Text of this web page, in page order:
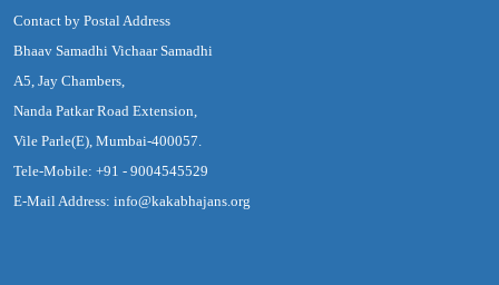
Contact by Postal Address
Bhaav Samadhi Vichaar Samadhi
A5, Jay Chambers,
Nanda Patkar Road Extension,
Vile Parle(E), Mumbai-400057.
Tele-Mobile: +91 - 9004545529
E-Mail Address: info@kakabhajans.org